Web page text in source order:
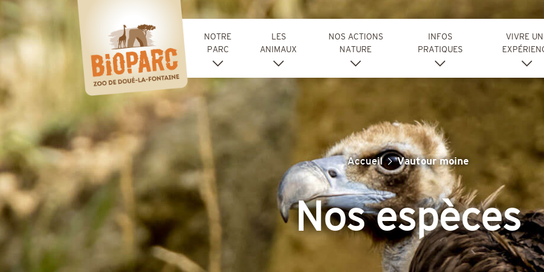
NOTRE
PARC
LES
ANIMAUX
NOS ACTIONS
NATURE
INFOS
PRATIQUES
VIVRE
Accueil Vautour moine
Nos espèces
Panneau de gestion des cookies